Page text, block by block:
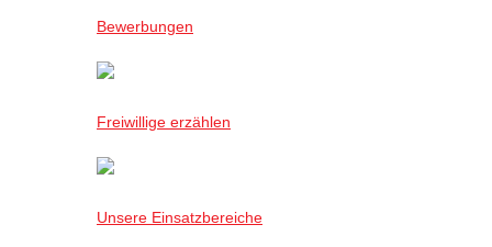
Bewerbungen
Freiwillige erzählen
Unsere Einsatzbereiche